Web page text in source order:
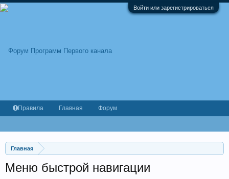
Войти или зарегистрироваться
Главная
Меню быстрой навигации
Правила Главная Форум